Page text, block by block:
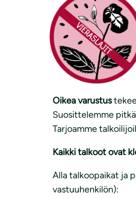
Oikea varustustekee
Suosittelemme
Tarjoamme
Kaikki talkoot ovat
Alla talkoopaikat ja
vastuuhenkilön):